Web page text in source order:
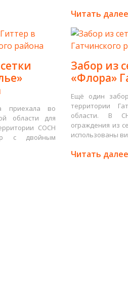
Читать далее
приехала во
области для
СОСН
с двойным
Забор из
«Флора»
Ещё один
территории
области. В
ограждения из
использованы
Читать далее